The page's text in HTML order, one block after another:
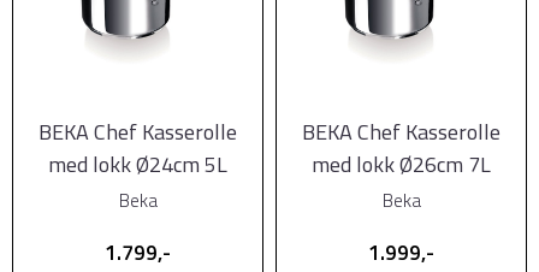
BEKA Chef Kasserolle
med lokk Ø24cm 5L
Beka
1.799,-
BEKA Chef Kasserolle
med lokk Ø26cm 7L
Beka
1.999,-